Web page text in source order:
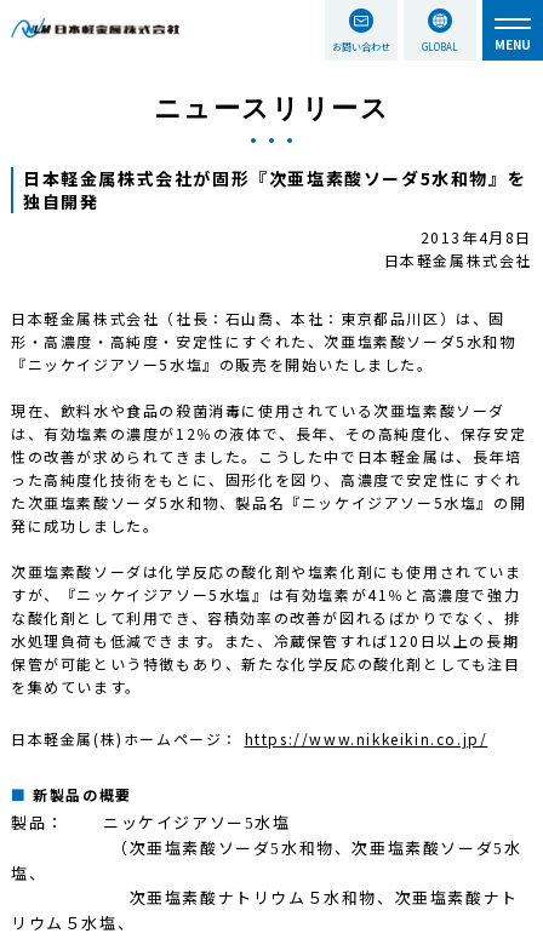
お問い合わせ GLOBAL
ニュースリリース
日本軽金属株式会社が固形『次亜塩素酸ソーダ5水和物』を
独自開発
2013年4月8日
日本軽金属株式会社
日本軽金属株式会社（社長：石山喬、本社：東京都品川区）は、固
形・高濃度・高純度・安定性にすぐれた、次亜塩素酸ソーダ5水和物
『ニッケイジアソー5水塩』の販売を開始いたしました。
現在、飲料水や食品の殺菌消毒に使用されている次亜塩素酸ソーダ
は、有効塩素の濃度が12％の液体で、長年、その高純度化、保存安定
性の改善が求められてきました。こうした中で日本軽金属は、長年培
った高純度化技術をもとに、固形化を図り、高濃度で安定性にすぐれ
た次亜塩素酸ソーダ5水和物、製品名『ニッケイジアソー5水塩』の開
発に成功しました。
次亜塩素酸ソーダは化学反応の酸化剤や塩素化剤にも使用されていま
すが、『ニッケイジアソー5水塩』は有効塩素が41％と高濃度で強力
な酸化剤として利用でき、容積効率の改善が図れるばかりでなく、排
水処理負荷も低減できます。また、冷蔵保管すれば120日以上の長期
保管が可能という特徴もあり、新たな化学反応の酸化剤としても注目
を集めています。
日本軽金属(株)ホームページ： https://www.nikkeikin.co.jp/
新製品の概要
製品： ニッケイジアソー 5水塩
（次亜塩素酸ソーダ5 水和物、次亜塩素酸ソーダ5 水
塩、
次亜塩素酸ナトリウム５水和物、次亜塩素酸ナト
リウム５水塩、